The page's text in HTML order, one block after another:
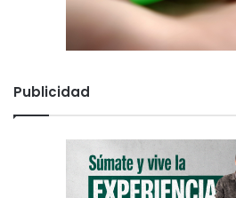
Publicidad